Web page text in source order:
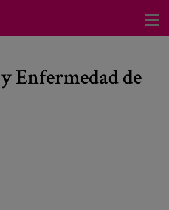
Enfermedad de